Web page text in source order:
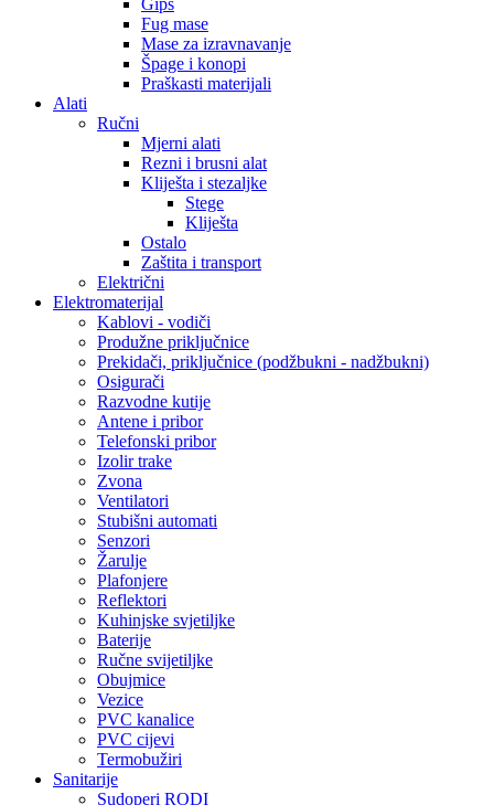
Gips
Fug mase
Mase za izravnavanje
Špage i konopi
Praškasti materijali
Alati
Ručni
Mjerni alati
Rezni i brusni alat
Kliješta i stezaljke
Stege
Kliješta
Ostalo
Zaštita i transport
Električni
Elektromaterijal
Kablovi - vodiči
Produžne priključnice
Prekidači, priključnice (podžbukni - nadžbukni)
Osigurači
Razvodne kutije
Antene i pribor
Telefonski pribor
Izolir trake
Zvona
Ventilatori
Stubišni automati
Senzori
Žarulje
Plafonjere
Reflektori
Kuhinjske svjetiljke
Baterije
Ručne svijetiljke
Obujmice
Vezice
PVC kanalice
PVC cijevi
Termobužiri
Sanitarije
Sudoperi RODI